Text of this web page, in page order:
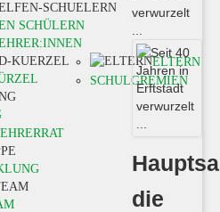
die
SCHÜLERN
ELTERN
SCHULGREMIEN